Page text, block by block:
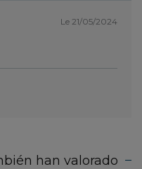
Le 21/05/2024
han valorado